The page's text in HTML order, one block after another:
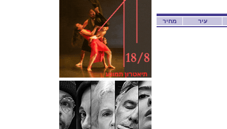
מחיר עיר